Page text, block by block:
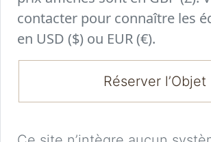
contacter pour connaître les
en USD ($) ou EUR (€).
Réserver l’Objet